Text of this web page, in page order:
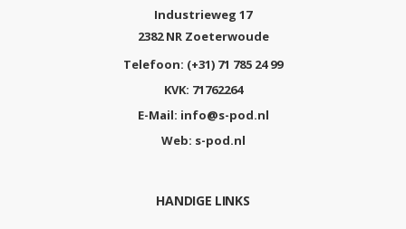
Industrieweg 17
2382 NR Zoeterwoude
Telefoon: (+31) 71 785 24 99
KVK: 71762264
E-Mail: info@s-pod.nl
Web: s-pod.nl
HANDIGE LINKS